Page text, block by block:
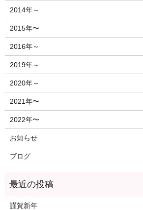
2014年～
2015年〜
2016年～
2019年～
2020年～
2021年〜
2022年〜
お知らせ
ブログ
謹賀新年